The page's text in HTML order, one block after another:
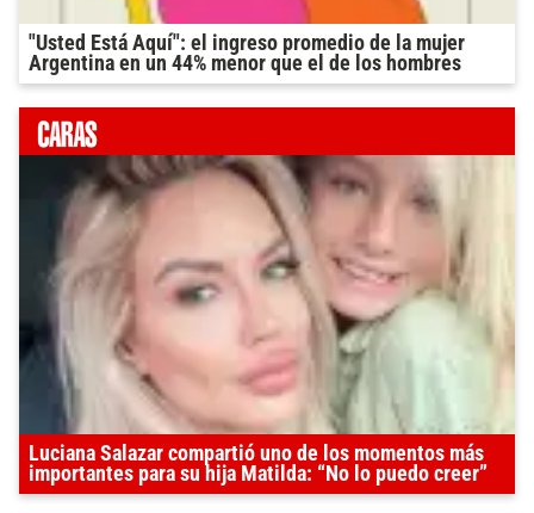
"Usted Está Aquí": el ingreso promedio de la mujer
Argentina en un 44% menor que el de los hombres
Luciana Salazar compartió uno de los momentos más
importantes para su hija Matilda: “No lo puedo creer”